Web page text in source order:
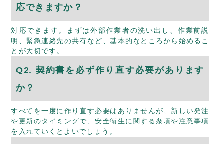
応できますか？
対応できます。まずは外部作業者の洗い出し、作業前説
明、緊急連絡先の共有など、基本的なところから始めるこ
とが大切です。
Q2. 契約書を必ず作り直す必要があります
か？
すべてを一度に作り直す必要はありませんが、新しい発注
や更新のタイミングで、安全衛生に関する条項や注意事項
を入れていくとよいでしょう。